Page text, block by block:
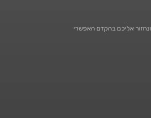
ונחזור אליכם בהקדם האפשרי